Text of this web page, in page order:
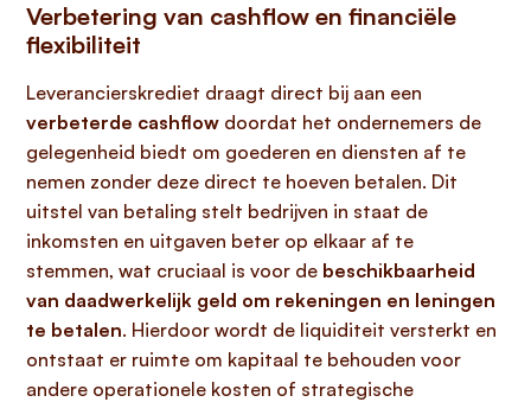
Verbetering van cashflow en financiële
flexibiliteit
Leverancierskrediet draagt direct bij aan een
verbeterde cashflow doordat het ondernemers de
gelegenheid biedt om goederen en diensten af te
nemen zonder deze direct te hoeven betalen. Dit
uitstel van betaling stelt bedrijven in staat de
inkomsten en uitgaven beter op elkaar af te
stemmen, wat cruciaal is voor de beschikbaarheid
van daadwerkelijk geld om rekeningen en leningen
te betalen. Hierdoor wordt de liquiditeit versterkt en
ontstaat er ruimte om kapitaal te behouden voor
andere operationele kosten of strategische